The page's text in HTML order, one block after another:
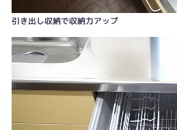
引き出し収納で収納力アップ